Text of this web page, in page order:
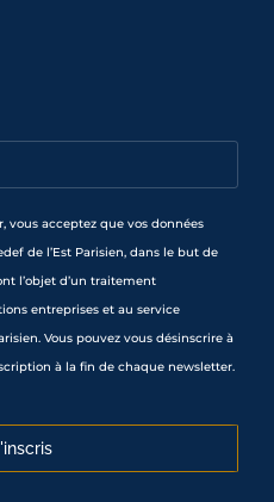
vous acceptez que vos données
de l’Est Parisien, dans le but de
l’objet d’un traitement
entreprises et au service
Vous pouvez vous désinscrire à
à la fin de chaque newsletter.